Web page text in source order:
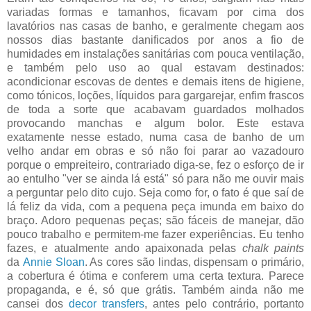
variadas formas e tamanhos, ficavam por cima dos
lavatórios nas casas de banho, e geralmente chegam aos
nossos dias bastante danificados por anos a fio de
humidades em instalações sanitárias com pouca ventilação,
e também pelo uso ao qual estavam destinados:
acondicionar escovas de dentes e demais itens de higiene,
como tónicos, loções, líquidos para gargarejar, enfim frascos
de toda a sorte que acabavam guardados molhados
provocando manchas e algum bolor. Este estava
exatamente nesse estado, numa casa de banho de um
velho andar em obras e só não foi parar ao vazadouro
porque o empreiteiro, contrariado diga-se, fez o esforço de ir
ao entulho "ver se ainda lá está" só para não me ouvir mais
a perguntar pelo dito cujo. Seja como for, o fato é que saí de
lá feliz da vida, com a pequena peça imunda em baixo do
braço. Adoro pequenas peças; são fáceis de manejar, dão
pouco trabalho e permitem-me fazer experiências. Eu tenho
fazes, e atualmente ando apaixonada pelas chalk paints
da Annie Sloan. As cores são lindas, dispensam o primário,
a cobertura é ótima e conferem uma certa textura. Parece
propaganda, e é, só que grátis. Também ainda não me
cansei dos decor transfers, antes pelo contrário, portanto